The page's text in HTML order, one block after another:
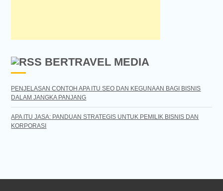
BERTRAVEL MEDIA
PENJELASAN CONTOH APA ITU SEO DAN KEGUNAAN BAGI BISNIS
DALAM JANGKA PANJANG
APA ITU JASA: PANDUAN STRATEGIS UNTUK PEMILIK BISNIS DAN
KORPORASI